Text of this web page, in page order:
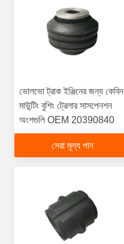
ভোলভো ট্রাক ইঞ্জিনের জন্য কেবিন
মাউন্টিং বুশিং ট্রেলার সাসপেনশন
অংশগুলি OEM 20390840
সেরা মূল্য পান